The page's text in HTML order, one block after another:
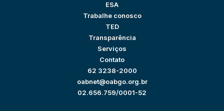
ESA
Trabalhe conosco
TED
Transparência
Serviços
Contato
62 3238-2000
oabnet@oabgo.org.br
02.656.759/0001-52